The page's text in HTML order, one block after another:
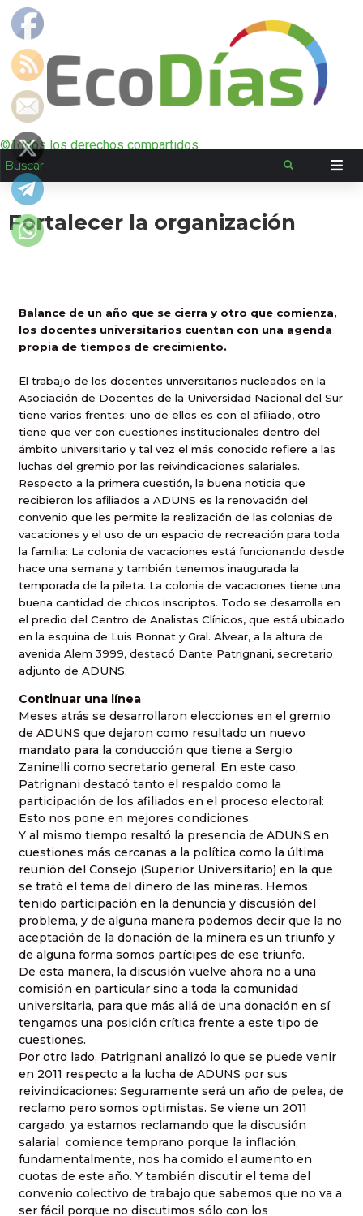
©Todos los derechos compartidos
Fortalecer la organización
Balance de un año que se cierra y otro que comienza,
los docentes universitarios cuentan con una agenda
propia de tiempos de crecimiento.
El trabajo de los docentes universitarios nucleados en la
Asociación de Docentes de la Universidad Nacional del Sur
tiene varios frentes: uno de ellos es con el afiliado, otro
tiene que ver con cuestiones institucionales dentro del
ámbito universitario y tal vez el más conocido refiere a las
luchas del gremio por las reivindicaciones salariales.
Respecto a la primera cuestión, la buena noticia que
recibieron los afiliados a ADUNS es la renovación del
convenio que les permite la realización de las colonias de
vacaciones y el uso de un espacio de recreación para toda
la familia: La colonia de vacaciones está funcionando desde
hace una semana y también tenemos inaugurada la
temporada de la pileta. La colonia de vacaciones tiene una
buena cantidad de chicos inscriptos. Todo se desarrolla en
el predio del Centro de Analistas Clínicos, que está ubicado
en la esquina de Luis Bonnat y Gral. Alvear, a la altura de
avenida Alem 3999, destacó Dante Patrignani, secretario
adjunto de ADUNS.
Continuar una línea
Meses atrás se desarrollaron elecciones en el gremio
de ADUNS que dejaron como resultado un nuevo
mandato para la conducción que tiene a Sergio
Zaninelli como secretario general. En este caso,
Patrignani destacó tanto el respaldo como la
participación de los afiliados en el proceso electoral:
Esto nos pone en mejores condiciones.
Y al mismo tiempo resaltó la presencia de ADUNS en
cuestiones más cercanas a la política como la última
reunión del Consejo (Superior Universitario) en la que
se trató el tema del dinero de las mineras. Hemos
tenido participación en la denuncia y discusión del
problema, y de alguna manera podemos decir que la no
aceptación de la donación de la minera es un triunfo y
de alguna forma somos partícipes de ese triunfo.
De esta manera, la discusión vuelve ahora no a una
comisión en particular sino a toda la comunidad
universitaria, para que más allá de una donación en sí
tengamos una posición crítica frente a este tipo de
cuestiones.
Por otro lado, Patrignani analizó lo que se puede venir
en 2011 respecto a la lucha de ADUNS por sus
reivindicaciones: Seguramente será un año de pelea, de
reclamo pero somos optimistas. Se viene un 2011
cargado, ya estamos reclamando que la discusión
salarial
comience temprano porque la inflación,
fundamentalmente, nos ha comido el aumento en
cuotas de este año. Y también discutir el tema del
convenio colectivo de trabajo que sabemos que no va a
ser fácil porque no discutimos sólo con los